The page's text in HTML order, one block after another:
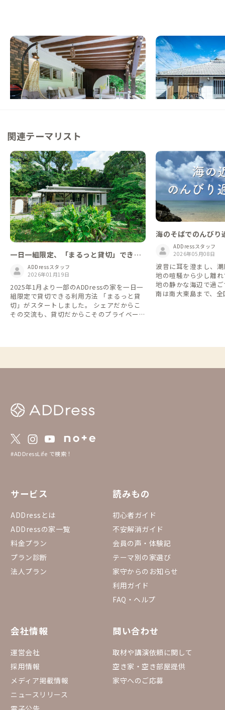
沖縄本部C邸
沖縄県 ホテル/旅館
【まるっと貸切専用】沖縄の原風景、やんば
るの石と木々が包む隠れ家ヴィラ
この家からの距離 0km
沖縄本部A邸
沖縄県 ゲストハウス
【まるっと貸切専用
家で自然を感じられ
この家からの距離 6km
関連テーマリスト
一日一組限定、「まるっと貸切」できる
家
ADDressスタッフ
2026年01月19日
2025年1月より一部のADDressの家を一日一
組限定で貸切できる利用方法 「まるっと貸
切」がスタートしました。 シェアだからこ
その交流も、貸切だからこそのプライベート
や交流を楽しむもよし、貸切利用で仲間や家
し、シーンや気分に合った多様なADDress Li
を必ずご確認の上、ご予約をお願いします。
https://addresslove.notion.site/ADDress-1
のまるっと貸切全物件の空き状況が一覧にな
っています。 https://docs.google.com/spr
eadsheets/d/1gGpN9uErfP84T7ov6CWaMa
海のそばでのんびり
ADDressスタッフ
2026年05月08日
波音に耳を澄まし、
地の喧騒から少し離
地の静かな海辺で過
南は南大東島まで、
#ADDressLife で検索！
サービス
ADDressとは
ADDressの家一覧
料金プラン
プラン診断
法人プラン
読みもの
初心者ガイド
不安解消ガイド
会員の声・体験記
テーマ別の家選び
家守からのお知らせ
利用ガイド
FAQ・ヘルプ
会社情報
運営会社
採用情報
メディア掲載情報
ニュースリリース
問い合わせ
取材や講演依頼に関して
空き家・空き部屋提供
家守へのご応募